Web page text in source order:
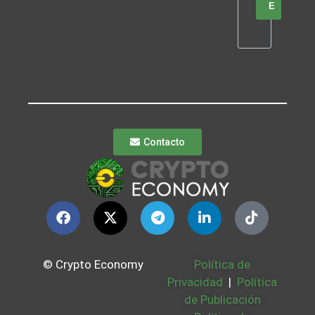
E
Contacto
© Crypto Economy
Política de
Privacidad | Política
de Publicación